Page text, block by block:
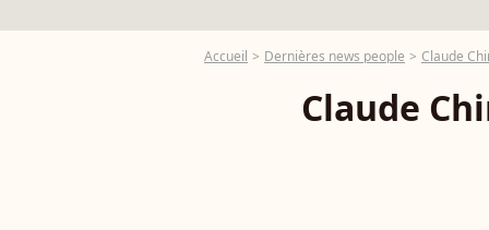
Accueil Dernières news people Claude
Claude